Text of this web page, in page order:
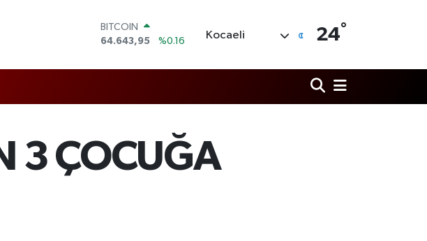
64.643,95
DOLAR
EURO
6500.87
%0.12
BİST100
13.799
%70
Kocaeli 24°
3 ÇOCUĞA